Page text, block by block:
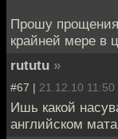
Прошу
крайней мере в
rututu »
#67 | 21.12.10 11:50
Ишь какой
английском